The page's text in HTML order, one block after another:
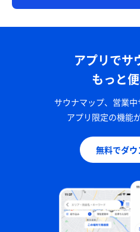
アプリでサ
もっと
サウナマップ、営業中
アプリ限定の機能
無料でダウ